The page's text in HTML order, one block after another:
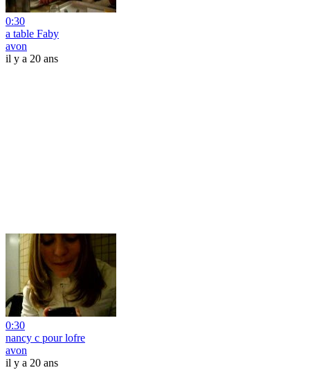
0:30
a table Faby
avon
il y a 20 ans
0:30
nancy c pour lofre
avon
il y a 20 ans